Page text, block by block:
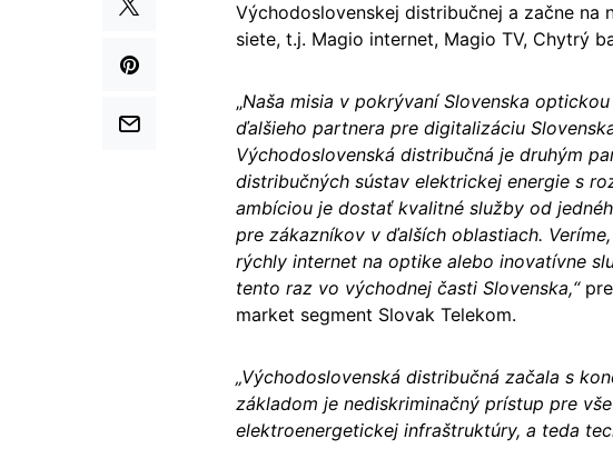
Východoslovenskej distribučnej a začne
siete, t.j. Magio internet, Magio TV, Chytrý
„Naša misia v pokrývaní Slovenska
ďalšieho partnera pre digitalizáciu
Východoslovenská distribučná je druhým
distribučných sústav elektrickej energie s
ambíciou je dostať kvalitné služby od
pre zákazníkov v ďalších oblastiach.
rýchly internet na optike alebo inovatívne
tento raz vo východnej časti Slovenska,“
market segment Slovak Telekom.
„Východoslovenská distribučná začala s
základom je nediskriminačný prístup pre
elektroenergetickej infraštruktúry, a teda